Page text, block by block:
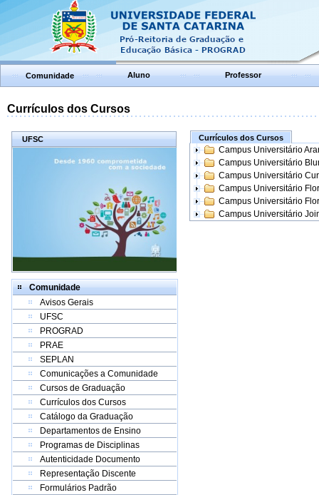
Comunidade Aluno Professor
Currículos dos Cursos
UFSC
Comunidade
Avisos Gerais
UFSC
PROGRAD
PRAE
SEPLAN
Comunicações a Comunidade
Cursos de Graduação
Currículos dos Cursos
Catálogo da Graduação
Departamentos de Ensino
Programas de Disciplinas
Autenticidade Documento
Representação Discente
Formulários Padrão
Currículos dos Cursos
Campus Universitário
Campus Universitário
Campus Universitário
Campus Universitário
Campus Universitário
Campus Universitário